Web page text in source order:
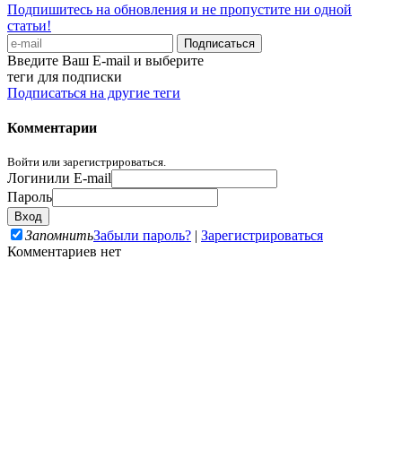
Подпишитесь на обновления и не пропустите ни одной
статьи!
Введите Ваш E-mail и выберите
теги для подписки
Подписаться на другие теги
Комментарии
Войти или зарегистрироваться.
Логинили E-mail
Пароль
ЗапомнитьЗабыли пароль? | Зарегистрироваться
Комментариев нет